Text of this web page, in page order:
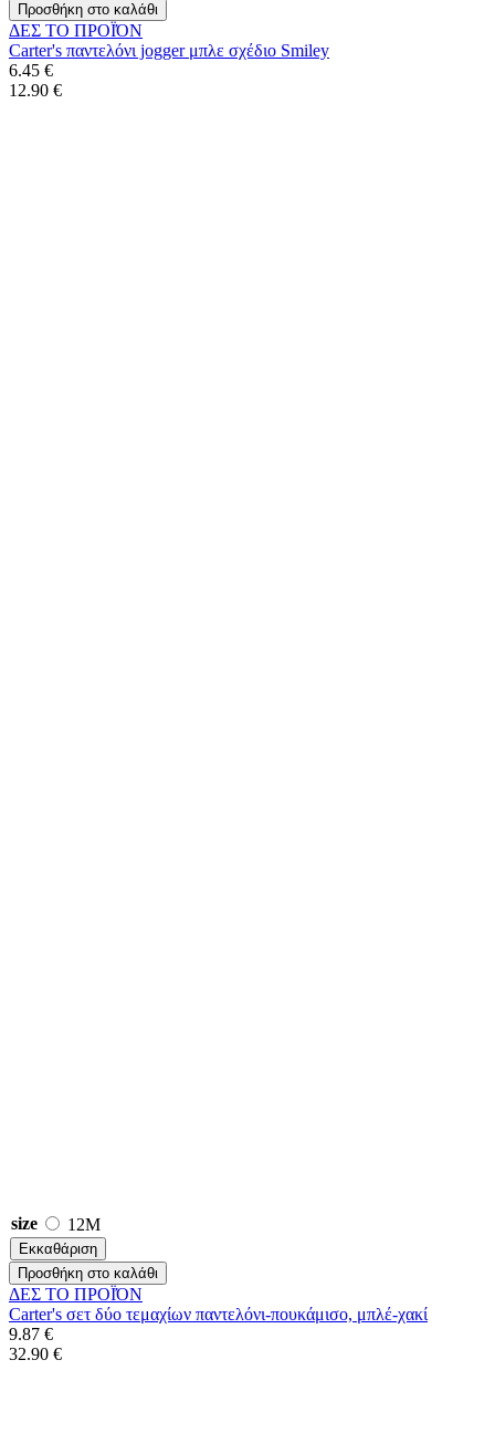
Προσθήκη στο καλάθι
ΔΕΣ ΤO ΠΡΟΪΌΝ
Carter's παντελόνι jogger μπλε σχέδιο Smiley
6.45 €
12.90 €
size 12M
Εκκαθάριση
Προσθήκη στο καλάθι
ΔΕΣ ΤO ΠΡΟΪΌΝ
Carter's σετ δύο τεμαχίων παντελόνι-πουκάμισο, μπλέ-χακί
9.87 €
32.90 €